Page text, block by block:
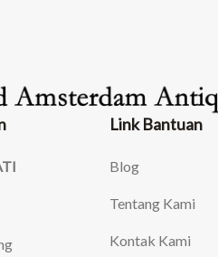
Link Bantuan
Blog
Tentang Kami
Kontak Kami